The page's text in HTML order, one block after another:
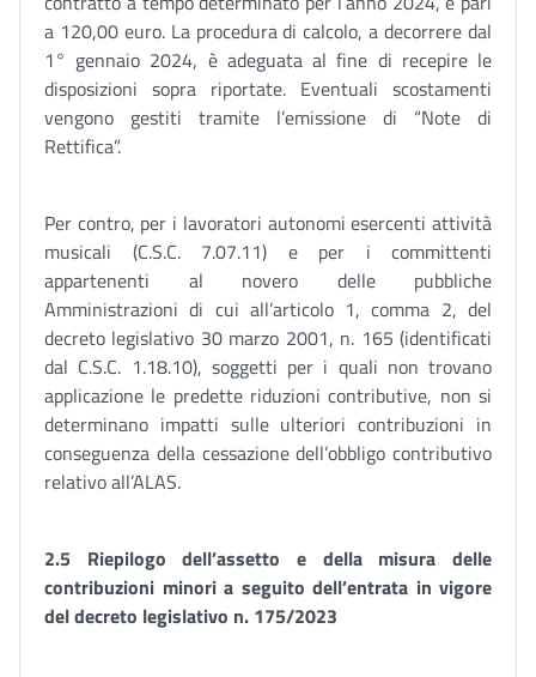
a 120,00 euro. La procedura di calcolo, a decorrere dal
1° gennaio 2024, è adeguata al fine di recepire le
disposizioni sopra riportate. Eventuali scostamenti
vengono gestiti tramite l’emissione di “Note di
Rettifica”.
Per contro, per i lavoratori autonomi esercenti attività
musicali (C.S.C. 7.07.11) e per i committenti
appartenenti al novero delle pubbliche
Amministrazioni di cui all’articolo 1, comma 2, del
decreto legislativo 30 marzo 2001, n. 165 (identificati
dal C.S.C. 1.18.10), soggetti per i quali non trovano
applicazione le predette riduzioni contributive, non si
determinano impatti sulle ulteriori contribuzioni in
conseguenza della cessazione dell’obbligo contributivo
relativo all’ALAS.
2.5 Riepilogo dell’assetto e della misura delle
contribuzioni minori a seguito dell’entrata in vigore
del decreto legislativo n. 175/2023